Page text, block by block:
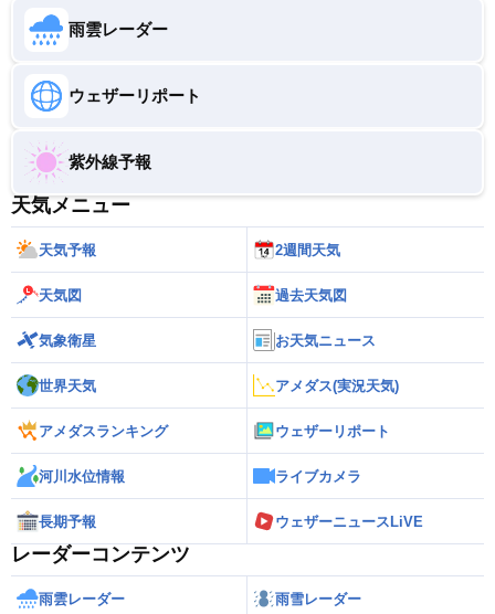
雨雲レーダー
ウェザーリポート
紫外線予報
天気メニュー
天気予報 2週間天気
天気図 過去天気図
気象衛星 お天気ニュース
世界天気 アメダス(実況天気)
アメダスランキング ウェザーリポート
河川水位情報 ライブカメラ
長期予報 ウェザーニュースLiVE
レーダーコンテンツ
雨雲レーダー 雨雪レーダー